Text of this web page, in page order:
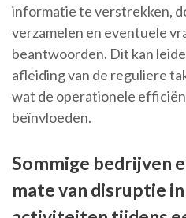
informatie te verstrekken,
verzamelen en eventuele
beantwoorden. Dit kan
afleiding van de reguliere
wat de operationele
beïnvloeden.
Sommige bedrijven
mate van disruptie